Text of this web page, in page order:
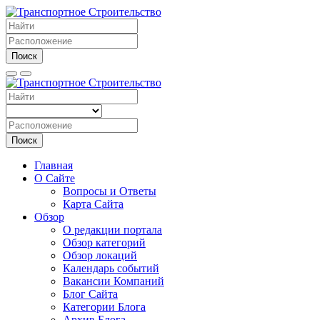
Поиск
Поиск
Главная
О Сайте
Вопросы и Ответы
Карта Сайта
Обзор
О редакции портала
Обзор категорий
Обзор локаций
Календарь событий
Вакансии Компаний
Блог Сайта
Категории Блога